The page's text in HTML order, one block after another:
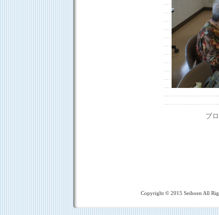
ブ
Copyright © 2015 Seihoen All